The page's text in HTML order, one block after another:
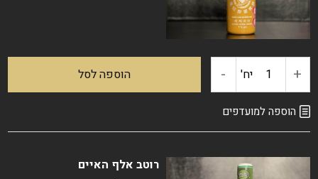
ירוק
+ כמות
של
יח' - הוספה לסל
הוספה למועדפים
רוטב אלף האיים